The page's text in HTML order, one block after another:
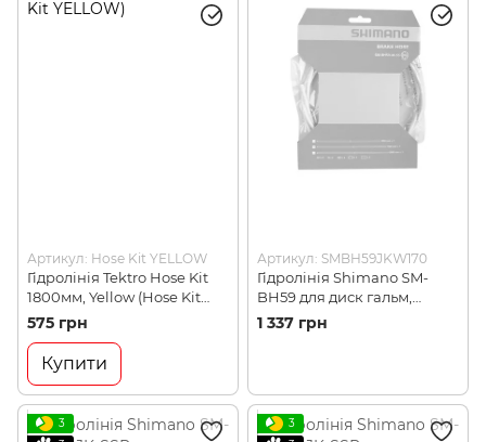
Артикул: Hose Kit YELLOW
Гідролінія Tektro Hose Kit
1800мм, Yellow (Hose Kit
YELLOW)
575 грн
Купити
Артикул: SMBH59JKW170
Гідролінія Shimano SM-
BH59 для диск гальм,
1700мм з комплектом
з'єднання, біла
1 337 грн
3
3